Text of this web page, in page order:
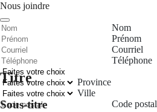
Titre
Sous-titre
Nous joindre
Nom
Prénom
Courriel
Téléphone
Province
Ville
Code postal